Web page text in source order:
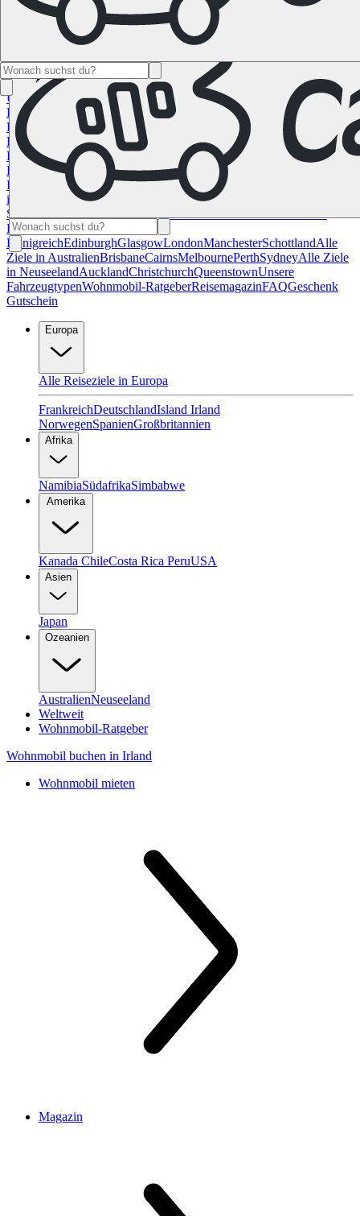
NamibiaSüdafrika
Alle Ziele in
KanadaCalgaryHalifaxMontrealTorontoVancouver
Alle Ziele in den
USALas VegasLos Angeles Miami New YorkSan
Francisco
Chile Costa Rica Alle Reiseziele in
Deutschland
Berlin Hamburg Leipzig München Stuttgart
Reiseziele in
Frankreich
KorsikaLyonMarseilles NizzaParis Toulouse
Alle
Reiseziele in
Italien
CagliariFlorenzMailandRom Sardinien
in Norwegen Bergen
Alle Reiseziele in
Spanien
Reiseziele im Vereinigtem
KönigreichEdinburghGlasgowLondonManchesterSchottlandAlle
Ziele in AustralienBrisbaneCairnsMelbournePerthSydneyAlle Ziele
in NeuseelandAucklandChristchurchQueenstownUnsere
FahrzeugtypenWohnmobil-RatgeberReisemagazinFAQGeschenk
Gutschein
Europa
Alle Reiseziele in Europa
FrankreichDeutschlandIsland Irland
NorwegenSpanienGroßbritannien
Afrika
NamibiaSüdafrikaSimbabwe
Amerika
Kanada ChileCosta Rica PeruUSA
Asien
Japan
Ozeanien
AustralienNeuseeland
Weltweit
Wohnmobil-Ratgeber
Wohnmobil buchen in Irland
Wohnmobil mieten
Magazin